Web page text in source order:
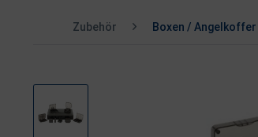
Zubehör Boxen / Angelkoffer